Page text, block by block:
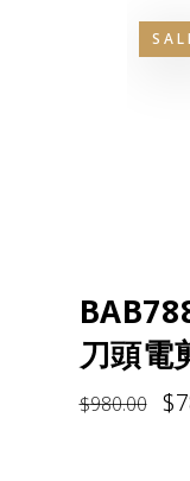
刀頭電
$980.00 $